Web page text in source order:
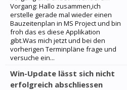
Vorgang: Hallo zusammen,ich
erstelle gerade mal wieder einen
Bauzeitenplan in MS Project und bin
froh das es diese Applikation
gibt.Was mich jetzt und bei den
vorherigen Terminpläne frage und
versuche ein...
Win-Update lässt sich nicht
erfolgreich abschliessen